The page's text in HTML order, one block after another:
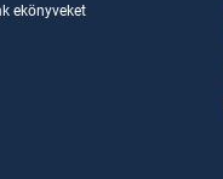
ekönyveket